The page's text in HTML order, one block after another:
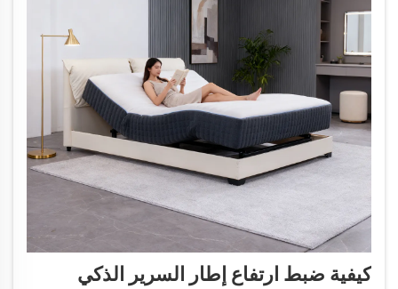
كيفية ضبط ارتفاع إطار السرير الذكي